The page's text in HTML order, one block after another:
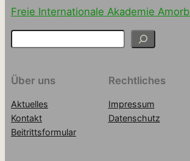
Freie Internationale Akademie
S
u
h
n
Über uns
Aktuelles
Kontakt
Beitrittsformular
Rechtliches
Impressum
Datenschutz